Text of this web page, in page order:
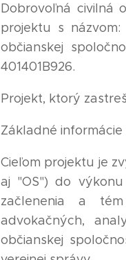
Dobrovoľná civilná
projektu s
občianskej
401401B926.
Projekt, ktorý
Základné
Cieľom projektu je
aj "OS") do
začlenenia a
advokačných,
občianskej